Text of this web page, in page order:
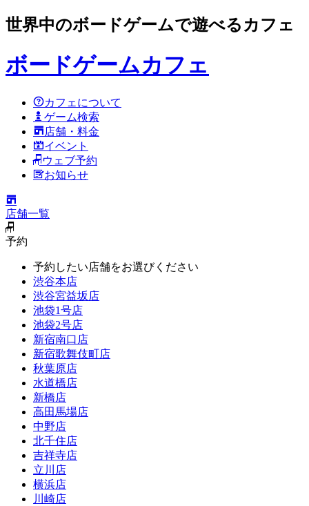
世界中のボードゲームで遊べるカフェ
ボードゲームカフェ
カフェについて
ゲーム検索
店舗・料金
イベント
ウェブ予約
お知らせ
店舗一覧
予約
予約したい店舗をお選びください
渋谷本店
渋谷宮益坂店
池袋1号店
池袋2号店
新宿南口店
新宿歌舞伎町店
秋葉原店
水道橋店
新橋店
高田馬場店
中野店
北千住店
吉祥寺店
立川店
横浜店
川崎店